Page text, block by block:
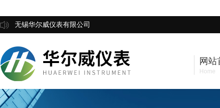
无锡华尔威仪表有限公司
网站
Home